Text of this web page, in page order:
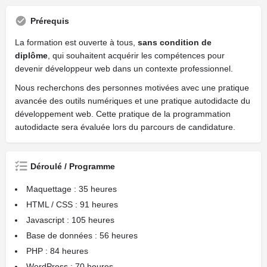
Prérequis
La formation est ouverte à tous, sans condition de
diplôme , qui souhaitent acquérir les compétences pour
devenir développeur web dans un contexte professionnel.
Nous recherchons des personnes motivées avec une pratique
avancée des outils numériques et une pratique autodidacte du
développement web. Cette pratique de la programmation
autodidacte sera évaluée lors du parcours de candidature.
Déroulé / Programme
Maquettage : 35 heures
HTML / CSS : 91 heures
Javascript : 105 heures
Base de données : 56 heures
PHP : 84 heures